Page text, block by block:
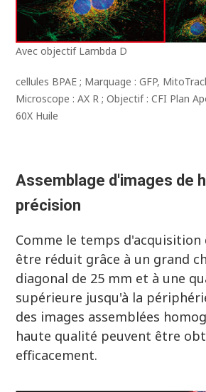
Avec objectif Lambda D
cellules BPAE ; Marquage : GFP,
Microscope : AX R ; Objectif : CFI Plan
60X Huile
Assemblage d'images de
précision
Comme le temps
être réduit grâce à un grand
diagonal de 25 mm et à une
supérieure jusqu'à la
des images assemblées
haute qualité peuvent être
efficacement.